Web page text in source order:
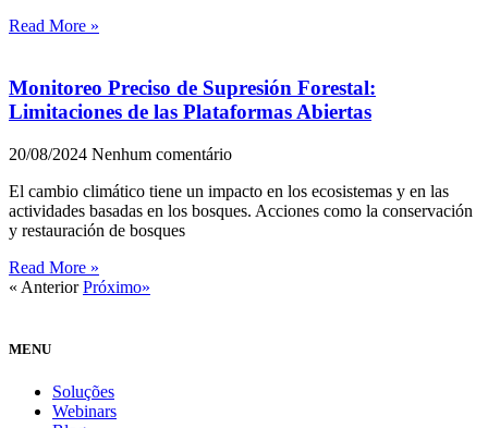
Read More »
Monitoreo Preciso de Supresión Forestal:
Limitaciones de las Plataformas Abiertas
20/08/2024 Nenhum comentário
El cambio climático tiene un impacto en los ecosistemas y en las
actividades basadas en los bosques. Acciones como la conservación
y restauración de bosques
Read More »
« Anterior Próximo»
MENU
Soluções
Webinars